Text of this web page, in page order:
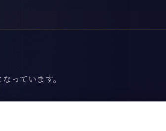
っています。